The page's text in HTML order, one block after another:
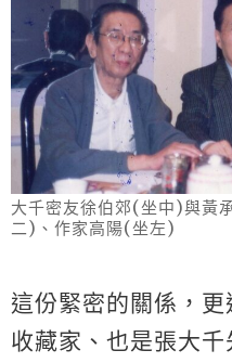
大千密友徐伯郊(坐中)與黃
二)、作家高陽(坐左)
這份緊密的關係，
收藏家、也是張大